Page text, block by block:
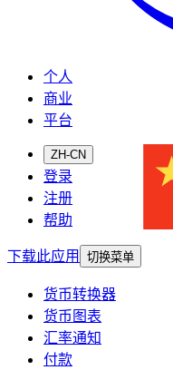
个人
商业
平台
ZH-CN
登录
注册
帮助
下载此应用
切换菜单
货币转换器
货币图表
汇率通知
付款